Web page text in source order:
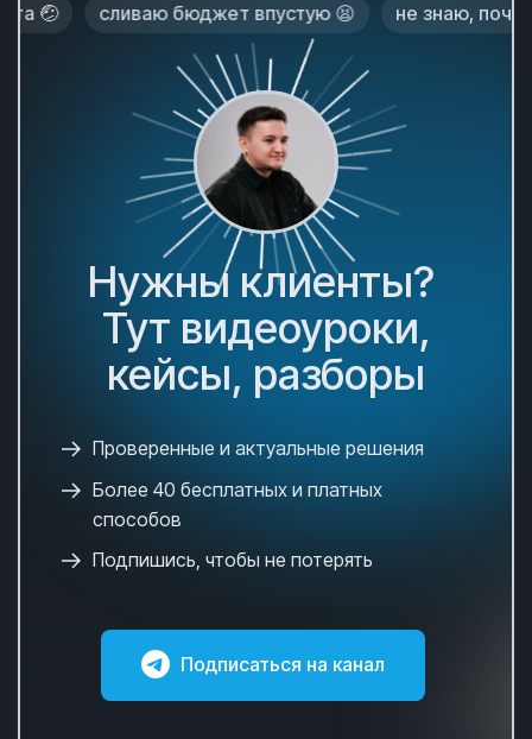
сливаю бюджет впустую 😫 не знаю, почему
Нужны клиенты?
Тут видеоуроки,
кейсы, разборы
Проверенные и актуальные решения
Более 40 бесплатных и платных
способов
Подпишись, чтобы не потерять
Подписаться на канал